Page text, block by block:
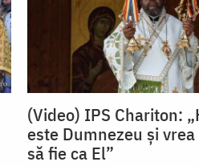
(Video) IPS Chariton:
este Dumnezeu și
să fie ca El”